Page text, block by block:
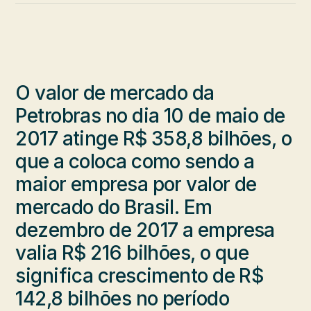
O valor de mercado da
Petrobras no dia 10 de maio de
2017 atinge R$ 358,8 bilhões, o
que a coloca como sendo a
maior empresa por valor de
mercado do Brasil. Em
dezembro de 2017 a empresa
valia R$ 216 bilhões, o que
significa crescimento de R$
142,8 bilhões no período